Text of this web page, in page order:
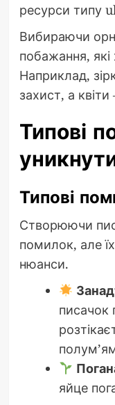
ресурси типу
Вибираючи
побажання,
Наприклад,
захист, а
Типові
Типові
Створюючи
помилок, але
нюанси.
писачок
яйце